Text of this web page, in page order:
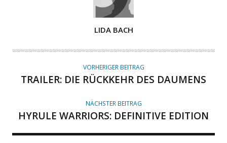
T
LIDA BACH
VORHERIGER BEITRAG
TRAILER: DIE RÜCKKEHR DES DAUMENS
NÄCHSTER BEITRAG
HYRULE WARRIORS: DEFINITIVE EDITION